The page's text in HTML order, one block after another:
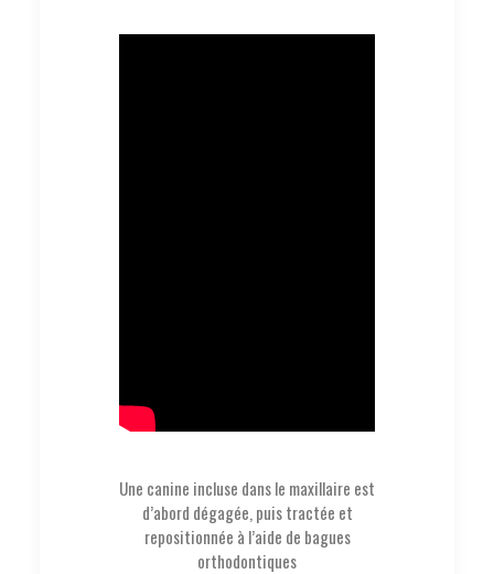
Une canine incluse dans le maxillaire est
d’abord dégagée, puis tractée et
repositionnée à l’aide de bagues
orthodontiques